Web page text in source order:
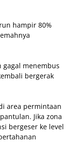
hampir 80%
menembus
bergerak
area permintaan
Jika zona
bergeser ke level